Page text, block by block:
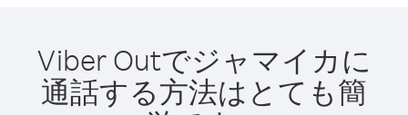
Viber Outでジャマイカに
通話する方法はとても簡